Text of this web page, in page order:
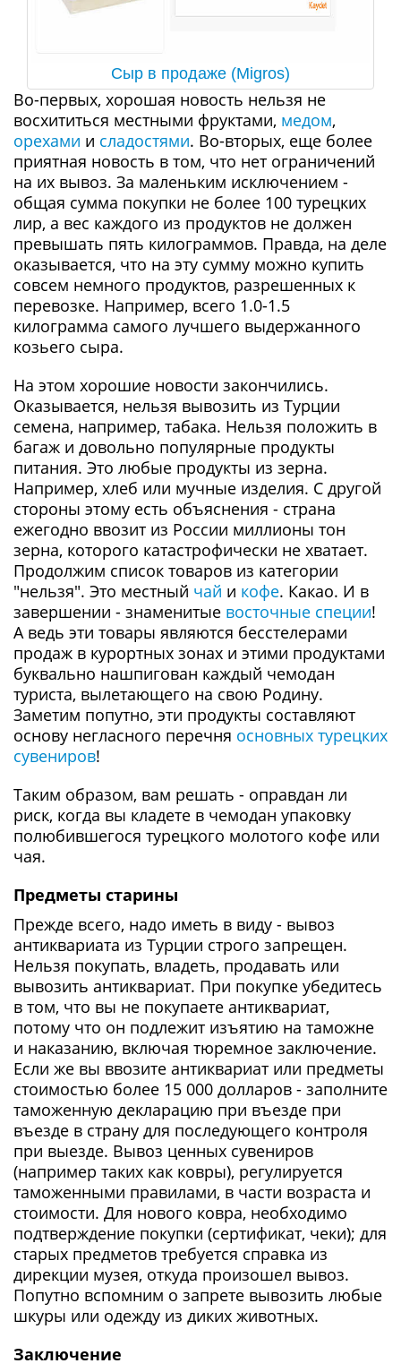
Сыр в продаже (Migros)
Во-первых, хорошая новость нельзя не
восхититься местными фруктами, медом,
орехами и сладостями. Во-вторых, еще более
приятная новость в том, что нет ограничений
на их вывоз. За маленьким исключением -
общая сумма покупки не более 100 турецких
лир, а вес каждого из продуктов не должен
превышать пять килограммов. Правда, на деле
оказывается, что на эту сумму можно купить
совсем немного продуктов, разрешенных к
перевозке. Например, всего 1.0-1.5
килограмма самого лучшего выдержанного
козьего сыра.
На этом хорошие новости закончились.
Оказывается, нельзя вывозить из Турции
семена, например, табака. Нельзя положить в
багаж и довольно популярные продукты
питания. Это любые продукты из зерна.
Например, хлеб или мучные изделия. С другой
стороны этому есть объяснения - страна
ежегодно ввозит из России миллионы тон
зерна, которого катастрофически не хватает.
Продолжим список товаров из категории
"нельзя". Это местный чай и кофе. Какао. И в
завершении - знаменитые восточные специи!
А ведь эти товары являются бесстелерами
продаж в курортных зонах и этими продуктами
буквально нашпигован каждый чемодан
туриста, вылетающего на свою Родину.
Заметим попутно, эти продукты составляют
основу негласного перечня основных турецких
сувениров!
Таким образом, вам решать - оправдан ли
риск, когда вы кладете в чемодан упаковку
полюбившегося турецкого молотого кофе или
чая.
Предметы старины
Прежде всего, надо иметь в виду - вывоз
антиквариата из Турции строго запрещен.
Нельзя покупать, владеть, продавать или
вывозить антиквариат. При покупке убедитесь
в том, что вы не покупаете антиквариат,
потому что он подлежит изъятию на таможне
и наказанию, включая тюремное заключение.
Если же вы ввозите антиквариат или предметы
стоимостью более 15 000 долларов - заполните
таможенную декларацию при въезде при
въезде в страну для последующего контроля
при выезде. Вывоз ценных сувениров
(например таких как ковры), регулируется
таможенными правилами, в части возраста и
стоимости. Для нового ковра, необходимо
подтверждение покупки (сертификат, чеки); для
старых предметов требуется справка из
дирекции музея, откуда произошел вывоз.
Попутно вспомним о запрете вывозить любые
шкуры или одежду из диких животных.
Заключение